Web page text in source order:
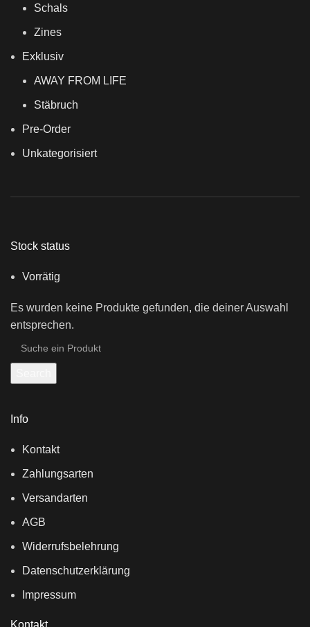
Schals
Zines
Exklusiv
AWAY FROM LIFE
Stäbruch
Pre-Order
Unkategorisiert
Stock status
Vorrätig
Es wurden keine Produkte gefunden, die deiner Auswahl
entsprechen.
Info
Kontakt
Zahlungsarten
Versandarten
AGB
Widerrufsbelehrung
Datenschutzerklärung
Impressum
Kontakt